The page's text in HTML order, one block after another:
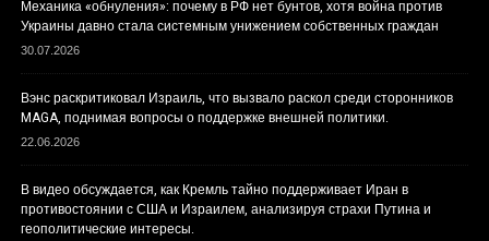
Механика «обнуления»: почему в РФ нет бунтов, хотя война против
Украины давно стала системным унижением собственных граждан
30.07.2026
Вэнс раскритиковал Израиль, что вызвало раскол среди сторонников
MAGA, поднимая вопросы о поддержке внешней политики.
22.06.2026
В видео обсуждается, как Кремль тайно поддерживает Иран в
противостоянии с США и Израилем, анализируя страхи Путина и
геополитические интересы.